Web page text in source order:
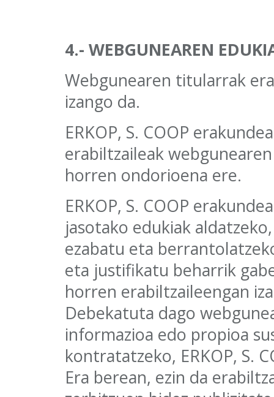
4.- WEBGUNEAREN
Webgunearen titularrak
izango da.
ERKOP, S. COOP
erabiltzaileak
horren ondorioena ere.
ERKOP, S. COOP
jasotako edukiak
ezabatu eta
eta justifikatu beharrik
horren erabiltzaileengan
Debekatuta dago
informazioa edo propioa
kontratatzeko, ERKOP, S.
Era berean, ezin da